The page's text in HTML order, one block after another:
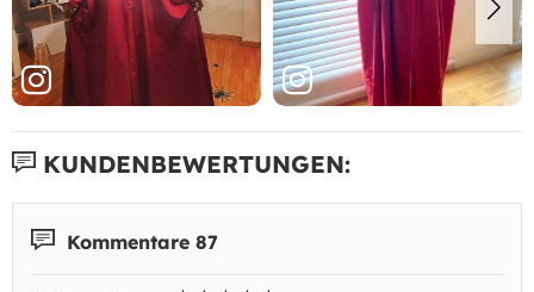
KUNDENBEWERTUNGEN:
Kommentare 87